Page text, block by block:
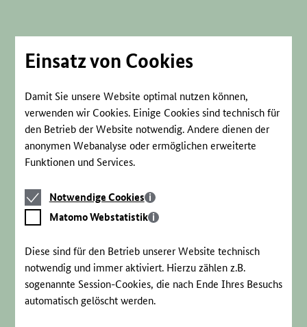
Einsatz von Cookies
Damit Sie unsere Website optimal nutzen können,
verwenden wir Cookies. Einige Cookies sind technisch für
den Betrieb der Website notwendig. Andere dienen der
anonymen Webanalyse oder ermöglichen erweiterte
Funktionen und Services.
Notwendige
Cookies
Notwendige Cookies
Matomo
Webstatistik
Matomo Webstatistik
Diese sind für den Betrieb unserer Website technisch
notwendig und immer aktiviert. Hierzu zählen z.B.
sogenannte Session-Cookies, die nach Ende Ihres Besuchs
automatisch gelöscht werden.